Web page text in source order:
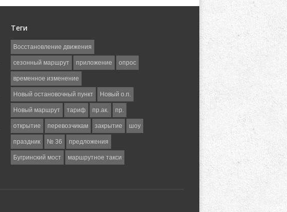
Теги
Восстановление движения
сезонный маршрут приложение опрос
временное изменение
Новый остановочный пункт Новый о.п.
Новый маршрут тариф пр.ак. пр.
открытие перевозчикам закрытие шоу
праздник № 36 предложения
Бугринский мост маршрутное такси